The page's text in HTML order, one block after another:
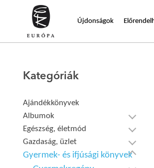
Újdonságok
Kategóriák
Ajándékkönyvek
Albumok
Egészség, életmód
Gazdaság, üzlet
Gyermek- és ifjúsági könyvek